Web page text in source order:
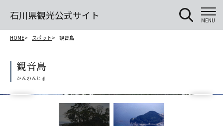
石川県観光公式サイト MENU
HOME スポット 観音島
観音島